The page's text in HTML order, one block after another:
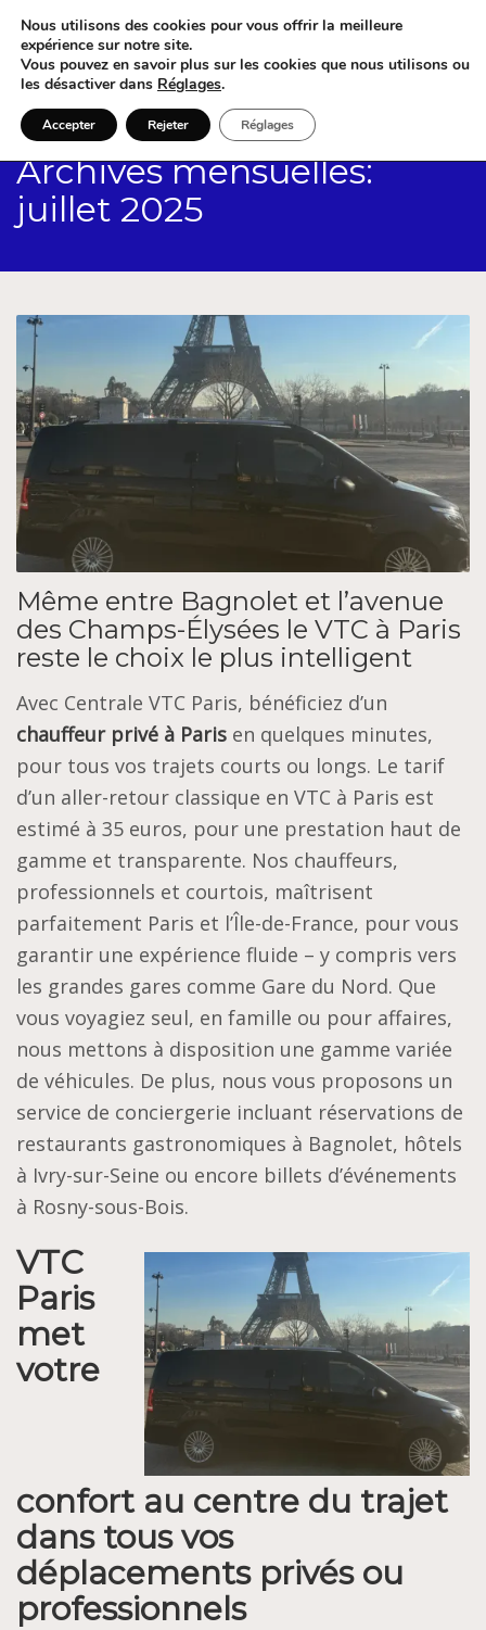
Archives mensuelles:
juillet 2025
Même entre Bagnolet et l’avenue
des Champs-Élysées le VTC à Paris
reste le choix le plus intelligent
Avec Centrale VTC Paris, bénéficiez d’un
chauffeur privé à Paris en quelques minutes,
pour tous vos trajets courts ou longs. Le tarif
d’un aller-retour classique en VTC à Paris est
estimé à 35 euros, pour une prestation haut de
gamme et transparente. Nos chauffeurs,
professionnels et courtois, maîtrisent
parfaitement Paris et l’Île-de-France, pour vous
garantir une expérience fluide – y compris vers
les grandes gares comme Gare du Nord. Que
vous voyagiez seul, en famille ou pour affaires,
nous mettons à disposition une gamme variée
de véhicules. De plus, nous vous proposons un
service de conciergerie incluant réservations de
restaurants gastronomiques à Bagnolet, hôtels
à Ivry-sur-Seine ou encore billets d’événements
à Rosny-sous-Bois.
VTC
Paris
met
votre
confort au centre du trajet
dans tous vos
déplacements privés ou
professionnels
Nous utilisons des cookies pour vous offrir la meilleure
expérience sur notre site.
Vous pouvez en savoir plus sur les cookies que nous utilisons ou
les désactiver dans Réglages.
Accepter Rejeter Réglages